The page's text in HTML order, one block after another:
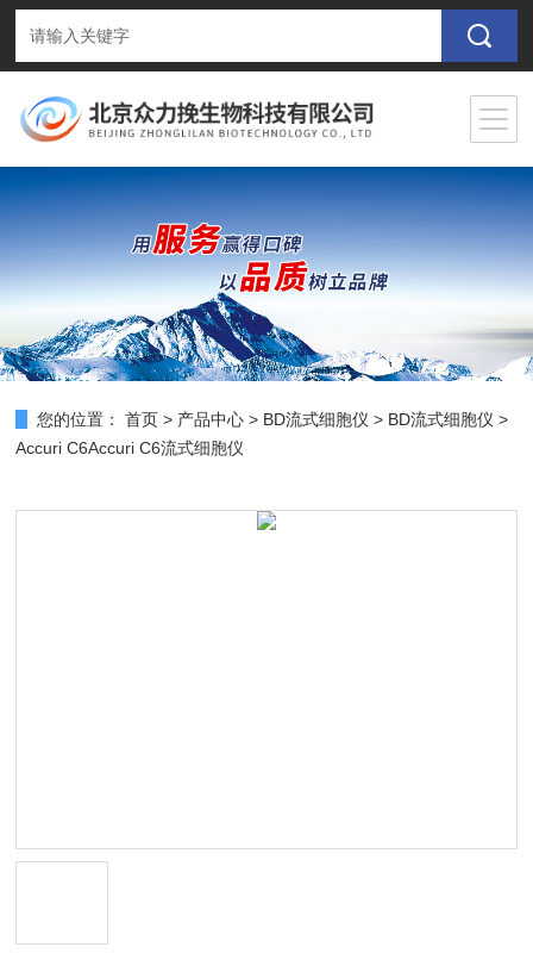
您的位置： 首页 > 产品中心 > BD流式细胞仪 > BD流式细胞仪 >
Accuri C6Accuri C6流式细胞仪